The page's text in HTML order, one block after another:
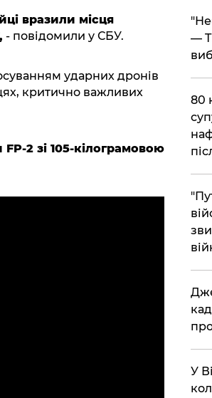
вразили місця
- повідомили у СБУ.
ударних дронів
критично важливих
2 зі 105-кілограмовою
—
​80
​У